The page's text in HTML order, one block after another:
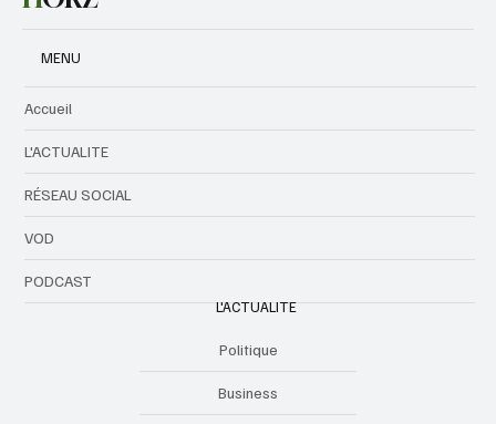
MENU
Accueil
L'ACTUALITE
RÉSEAU SOCIAL
VOD
PODCAST
L'ACTUALITE
Politique
Business